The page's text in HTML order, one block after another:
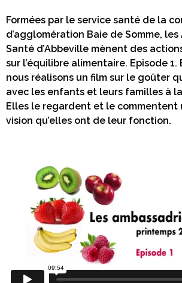
Formées par le service santé de la
d’agglomération Baie de Somme,
Santé d’Abbeville mènent des
sur l’équilibre alimentaire. Episode 1.
nous réalisons un film sur le goûter
avec les enfants et leurs familles à
Elles le regardent et le commentent
vision qu’elles ont de leur fonction.